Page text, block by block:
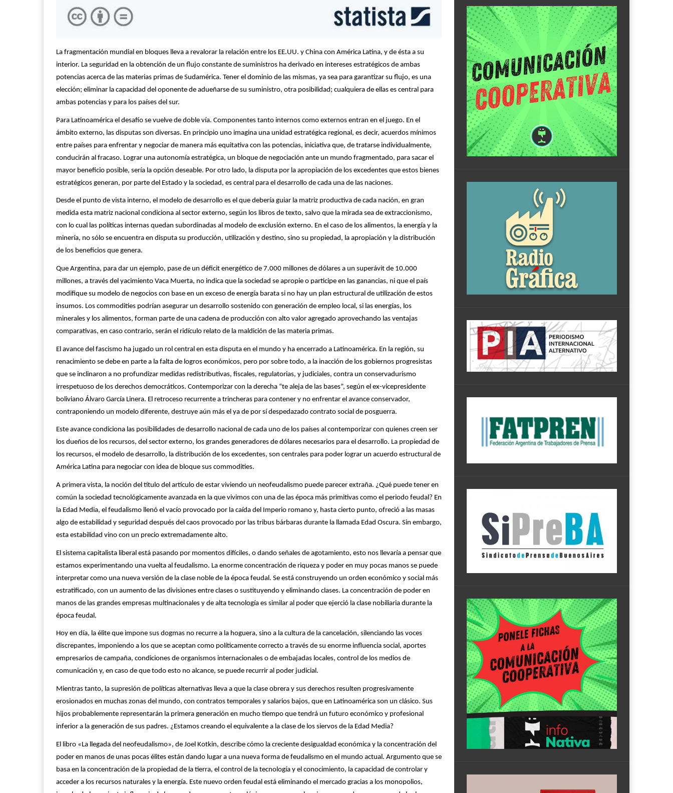
La fragmentación mundial en bloques lleva a revalorar la relación entre los EE.UU. y China con América Latina, y de ésta a su
interior. La seguridad en la obtención de un flujo constante de suministros ha derivado en intereses estratégicos de ambas
potencias acerca de las materias primas de Sudamérica. Tener el dominio de las mismas, ya sea para garantizar su flujo, es una
elección; eliminar la capacidad del oponente de adueñarse de su suministro, otra posibilidad; cualquiera de ellas es central para
ambas potencias y para los países del sur.
Para Latinoamérica el desafío se vuelve de doble vía. Componentes tanto internos como externos entran en el juego. En el
ámbito externo, las disputas son diversas. En principio uno imagina una unidad estratégica regional, es decir, acuerdos mínimos
entre países para enfrentar y negociar de manera más equitativa con las potencias, iniciativa que, de tratarse individualmente,
conducirán al fracaso. Lograr una autonomía estratégica, un bloque de negociación ante un mundo fragmentado, para sacar el
mayor beneficio posible, sería la opción deseable. Por otro lado, la disputa por la apropiación de los excedentes que estos bienes
estratégicos generan, por parte del Estado y la sociedad, es central para el desarrollo de cada una de las naciones.
Desde el punto de vista interno, el modelo de desarrollo es el que debería guiar la matriz productiva de cada nación, en gran
medida esta matriz nacional condiciona al sector externo, según los libros de texto, salvo que la mirada sea de extraccionismo,
con lo cual las políticas internas quedan subordinadas al modelo de exclusión externo. En el caso de los alimentos, la energía y la
minería, no sólo se encuentra en disputa su producción, utilización y destino, sino su propiedad, la apropiación y la distribución
de los beneficios que genera.
Que Argentina, para dar un ejemplo, pase de un déficit energético de 7.000 millones de dólares a un superávit de 10.000
millones, a través del yacimiento Vaca Muerta, no indica que la sociedad se apropie o participe en las ganancias, ni que el país
modifique su modelo de negocios con base en un exceso de energía barata si no hay un plan estructural de utilización de estos
insumos. Los commodities podrían asegurar un desarrollo sostenido con generación de empleo local, si las energías, los
minerales y los alimentos, forman parte de una cadena de producción con alto valor agregado aprovechando las ventajas
comparativas, en caso contrario, serán el ridículo relato de la maldición de las materia primas.
El avance del fascismo ha jugado un rol central en esta disputa en el mundo y ha encerrado a Latinoamérica. En la región, su
renacimiento se debe en parte a la falta de logros económicos, pero por sobre todo, a la inacción de los gobiernos progresistas
que se inclinaron a no profundizar medidas redistributivas, fiscales, regulatorias, y judiciales, contra un conservadurismo
irrespetuoso de los derechos democráticos. Contemporizar con la derecha “te aleja de las bases”, según el ex-vicepresidente
boliviano Álvaro García Linera. El retroceso recurrente a trincheras para contener y no enfrentar el avance conservador,
contraponiendo un modelo diferente, destruye aún más el ya de por sí despedazado contrato social de posguerra.
Este avance condiciona las posibilidades de desarrollo nacional de cada uno de los países al contemporizar con quienes creen ser
los dueños de los recursos, del sector externo, los grandes generadores de dólares necesarios para el desarrollo. La propiedad de
los recursos, el modelo de desarrollo, la distribución de los excedentes, son centrales para poder lograr un acuerdo estructural de
América Latina para negociar con idea de bloque sus commodities.
A primera vista, la noción del título del artículo de estar viviendo un neofeudalismo puede parecer extraña. ¿Qué puede tener en
común la sociedad tecnológicamente avanzada en la que vivimos con una de las época más primitivas como el periodo feudal? En
la Edad Media, el feudalismo llenó el vacío provocado por la caída del Imperio romano y, hasta cierto punto, ofreció a las masas
algo de estabilidad y seguridad después del caos provocado por las tribus bárbaras durante la llamada Edad Oscura. Sin embargo,
esta estabilidad vino con un precio extremadamente alto.
El sistema capitalista liberal está pasando por momentos difíciles, o dando señales de agotamiento, esto nos llevaría a pensar que
estamos experimentando una vuelta al feudalismo. La enorme concentración de riqueza y poder en muy pocas manos se puede
interpretar como una nueva versión de la clase noble de la época feudal. Se está construyendo un orden económico y social más
estratificado, con un aumento de las divisiones entre clases o sustituyendo y eliminando clases. La concentración de poder en
manos de las grandes empresas multinacionales y de alta tecnología es similar al poder que ejerció la clase nobiliaria durante la
época feudal.
Hoy en día, la élite que impone sus dogmas no recurre a la hoguera, sino a la cultura de la cancelación, silenciando las voces
discrepantes, imponiendo a los que se aceptan como políticamente correcto a través de su enorme influencia social, aportes
empresarios de campaña, condiciones de organismos internacionales o de embajadas locales, control de los medios de
comunicación y, en caso de que todo esto no alcance, se puede recurrir al poder judicial.
Mientras tanto, la supresión de políticas alternativas lleva a que la clase obrera y sus derechos resulten progresivamente
erosionados en muchas zonas del mundo, con contratos temporales y salarios bajos, que en Latinoamérica son un clásico. Sus
hijos probablemente representarán la primera generación en mucho tiempo que tendrá un futuro económico y profesional
inferior a la generación de sus padres. ¿Estamos creando el equivalente a la clase de los siervos de la Edad Media?
El libro «La llegada del neofeudalismo», de Joel Kotkin, describe cómo la creciente desigualdad económica y la concentración del
poder en manos de unas pocas élites están dando lugar a una nueva forma de feudalismo en el mundo actual. Argumento que se
basa en la concentración de la propiedad de la tierra, el control de la tecnología y el conocimiento, la capacidad de controlar y
acceder a los recursos naturales y la energía. Este nuevo orden feudal está eliminando el mercado gracias a los monopolios,